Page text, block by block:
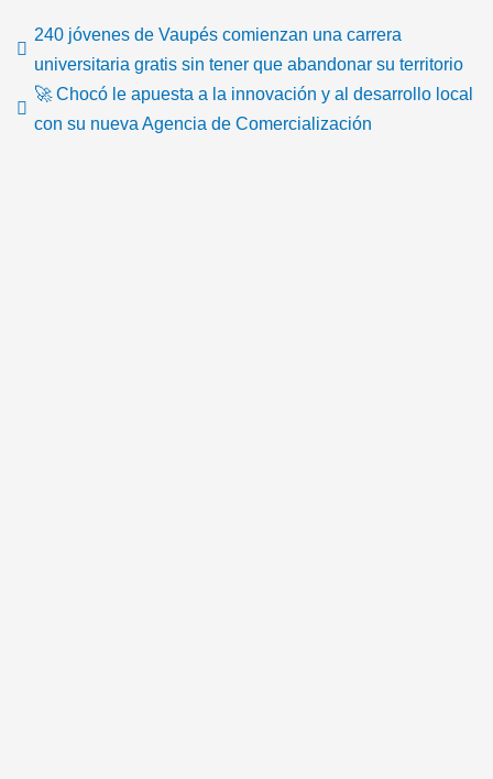
t
o
k
e
b
o
o
t
t
e
r
t
u
b
e
t
a
g
r
n
-
e
m
240 jóvenes de Vaupés comienzan una carrera
universitaria gratis sin tener que abandonar su territorio
🚀 Chocó le apuesta a la innovación y al desarrollo local
con su nueva Agencia de Comercialización